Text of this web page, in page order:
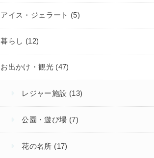
アイス・ジェラート (5)
暮らし (12)
お出かけ・観光 (47)
レジャー施設 (13)
公園・遊び場 (7)
花の名所 (17)